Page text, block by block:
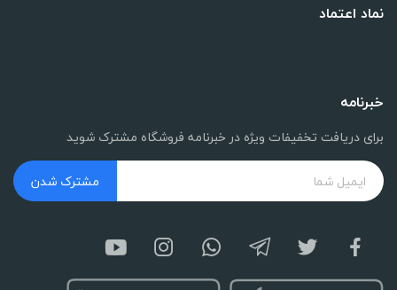
نماد اعتماد
خبرنامه
برای دریافت تخفیفات ویژه در خبرنامه فروشگاه مشترک شوید
مشترک شدن